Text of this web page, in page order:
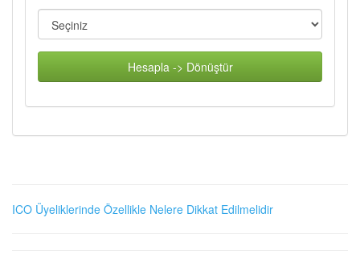
Hesapla -> Dönüştür
ICO Üyeliklerinde Özellikle Nelere Dikkat Edilmelidir